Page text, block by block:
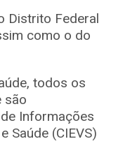
Distrito Federal
como o do
todos os
são
Informações
Saúde (CIEVS)